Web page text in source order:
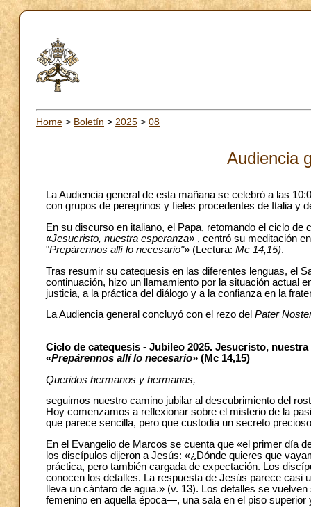
Home > Boletín > 2025 > 08
Audiencia
La Audiencia general de esta mañana se celebró a las
con grupos de peregrinos y fieles procedentes de Italia y
En su discurso en italiano, el Papa, retomando el ciclo de
«Jesucristo, nuestra esperanza» , centró su meditación
"Prepárennos allí lo necesario"» (Lectura: Mc 14,15).
Tras resumir su catequesis en las diferentes lenguas, el
continuación, hizo un llamamiento por la situación actual
justicia, a la práctica del diálogo y a la confianza en la
La Audiencia general concluyó con el rezo del Pater
Ciclo de catequesis - Jubileo 2025. Jesucristo,
«Prepárennos allí lo necesario» (Mc 14,15)
Queridos hermanos y hermanas,
seguimos nuestro camino jubilar al descubrimiento del
Hoy comenzamos a reflexionar sobre el misterio de la
que parece sencilla, pero que custodia un secreto
En el Evangelio de Marcos se cuenta que «el primer día
los discípulos dijeron a Jesús: «¿Dónde quieres que
práctica, pero también cargada de expectación. Los
conocen los detalles. La respuesta de Jesús parece casi
lleva un cántaro de agua.» (v. 13). Los detalles se
femenino en aquella época—, una sala en el piso